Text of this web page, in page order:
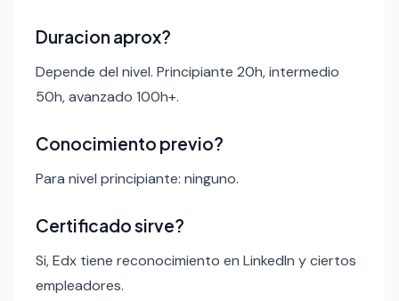
Duracion aprox?
Depende del nivel. Principiante 20h, intermedio
50h, avanzado 100h+.
Conocimiento previo?
Para nivel principiante: ninguno.
Certificado sirve?
Si, Edx tiene reconocimiento en LinkedIn y ciertos
empleadores.